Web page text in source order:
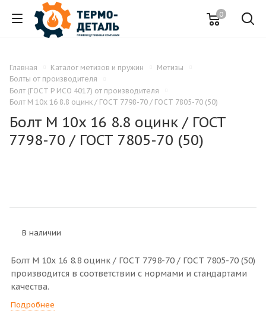
0
Главная Каталог метизов и пружин
Метизы
Болты от производителя
Болт (ГОСТ Р ИСО 4017) от производителя
Болт M 10x 16 8.8 оцинк / ГОСТ 7798-70 / ГОСТ 7805-70 (50)
Болт M 10x 16 8.8 оцинк / ГОСТ
7798-70 / ГОСТ 7805-70 (50)
В наличии
Болт M 10x 16 8.8 оцинк / ГОСТ 7798-70 / ГОСТ 7805-70 (50)
производится в соответствии с нормами и стандартами
качества.
Подробнее